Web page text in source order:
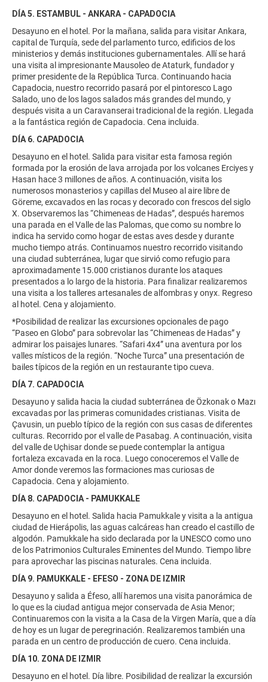
DÍA 5. ESTAMBUL - ANKARA - CAPADOCIA
Desayuno en el hotel. Por la mañana, salida para visitar Ankara,
capital de Turquía, sede del parlamento turco, edificios de los
ministerios y demás instituciones gubernamentales. Allí se hará
una visita al impresionante Mausoleo de Ataturk, fundador y
primer presidente de la República Turca. Continuando hacia
Capadocia, nuestro recorrido pasará por el pintoresco Lago
Salado, uno de los lagos salados más grandes del mundo, y
después visita a un Caravanserai tradicional de la región. Llegada
a la fantástica región de Capadocia. Cena incluida.
DÍA 6. CAPADOCIA
Desayuno en el hotel. Salida para visitar esta famosa región
formada por la erosión de lava arrojada por los volcanes Erciyes y
Hasan hace 3 millones de años. A continuación, visita los
numerosos monasterios y capillas del Museo al aire libre de
Göreme, excavados en las rocas y decorado con frescos del siglo
X. Observaremos las “Chimeneas de Hadas”, después haremos
una parada en el Valle de las Palomas, que como su nombre lo
indica ha servido como hogar de estas aves desde y durante
mucho tiempo atrás. Continuamos nuestro recorrido visitando
una ciudad subterránea, lugar que sirvió como refugio para
aproximadamente 15.000 cristianos durante los ataques
presentados a lo largo de la historia. Para finalizar realizaremos
una visita a los talleres artesanales de alfombras y onyx. Regreso
al hotel. Cena y alojamiento.
*Posibilidad de realizar las excursiones opcionales de pago
“Paseo en Globo” para sobrevolar las “Chimeneas de Hadas” y
admirar los paisajes lunares. “Safari 4x4” una aventura por los
valles místicos de la región. “Noche Turca” una presentación de
bailes típicos de la región en un restaurante tipo cueva.
DÍA 7. CAPADOCIA
Desayuno y salida hacia la ciudad subterránea de Özkonak o Mazı
excavadas por las primeras comunidades cristianas. Visita de
Çavusin, un pueblo típico de la región con sus casas de diferentes
culturas. Recorrido por el valle de Pasabag. A continuación, visita
del valle de Uçhisar donde se puede contemplar la antigua
fortaleza excavada en la roca. Luego conoceremos el Valle de
Amor donde veremos las formaciones mas curiosas de
Capadocia. Cena y alojamiento.
DÍA 8. CAPADOCIA - PAMUKKALE
Desayuno en el hotel. Salida hacia Pamukkale y visita a la antigua
ciudad de Hierápolis, las aguas calcáreas han creado el castillo de
algodón. Pamukkale ha sido declarada por la UNESCO como uno
de los Patrimonios Culturales Eminentes del Mundo. Tiempo libre
para aprovechar las piscinas naturales. Cena incluida.
DÍA 9. PAMUKKALE - EFESO - ZONA DE IZMIR
Desayuno y salida a Éfeso, allí haremos una visita panorámica de
lo que es la ciudad antigua mejor conservada de Asia Menor;
Continuaremos con la visita a la Casa de la Virgen María, que a día
de hoy es un lugar de peregrinación. Realizaremos también una
parada en un centro de producción de cuero. Cena incluida.
DÍA 10. ZONA DE IZMIR
Desayuno en el hotel. Día libre. Posibilidad de realizar la excursión